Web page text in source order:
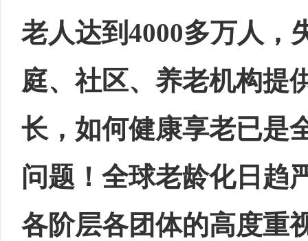
老人达到4000多万人，
庭、社区、养老机构提
长，如何健康享老已是
问题！全球老龄化日趋
各阶层各团体的高度重